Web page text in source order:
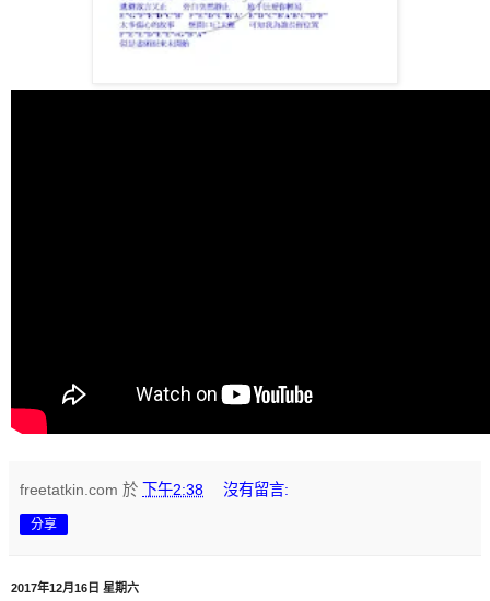
freetatkin.com 於 下午2:38 沒有留言:
分享
2017年12月16日 星期六